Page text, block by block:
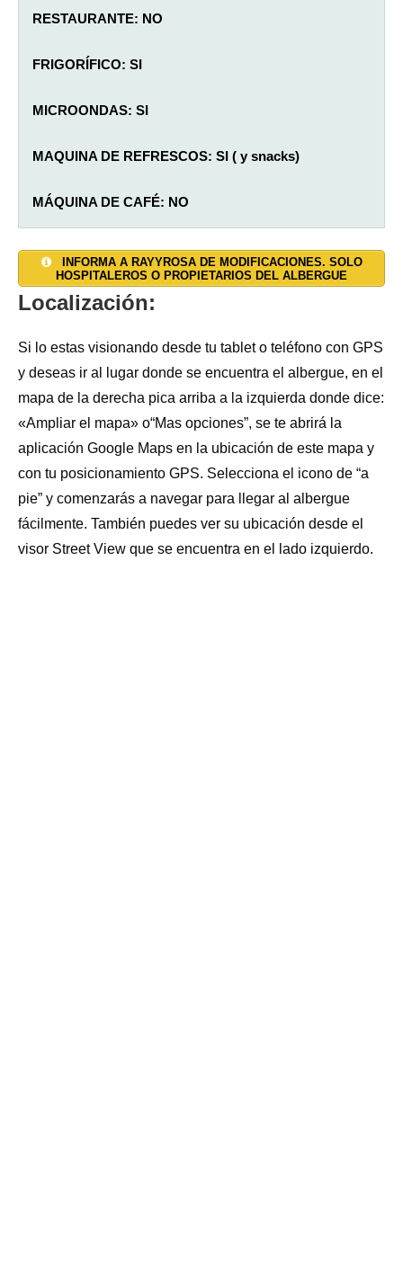
RESTAURANTE: NO
FRIGORÍFICO: SI
MICROONDAS: SI
MAQUINA DE REFRESCOS: SI ( y snacks)
MÁQUINA DE CAFÉ: NO
JARDÍN: SI
ALOJAMIENTO PRIVADO: NO
DUCHAS: 5
LAVADORA: SI (coste adicional)
LAVADERO: SI
SECADORA: SI (coste adicional)
TENDEDERO: SI
CALEFACCIÓN: SI
ysábanas de tela con coste adicional.
INTERNET WI-FI: SI
RESGUARDO BICICLETAS: SI
ESTABLO: NO
ADMITE MASCOTAS: NO
INFORMA A RAYYROSA DE MODIFICACIONES. SOLO
HOSPITALEROS O PROPIETARIOS DEL ALBERGUE
Localización:
Si lo estas visionando desde tu tablet o teléfono con GPS
y deseas ir al lugar donde se encuentra el albergue, en el
mapa de la derecha pica arriba a la izquierda donde dice:
«Ampliar el mapa» o“Mas opciones”, se te abrirá la
aplicación Google Maps en la ubicación de este mapa y
con tu posicionamiento GPS. Selecciona el icono de “a
pie” y comenzarás a navegar para llegar al albergue
fácilmente. También puedes ver su ubicación desde el
visor Street View que se encuentra en el lado izquierdo.